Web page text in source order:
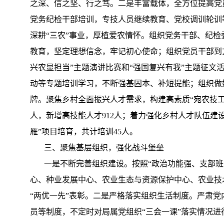
之深、信之坚、行之笃。二是丰富载体，全方位提高
党务纪检干部培训，专技人员继续教育、党校调训轮
深耕“三农”事业，厚植爱农情怀。组织党务干部、纪
教育，坚定理想信念，牢记初心使命；组织党员干部
兴农显担当”主题演讲比赛和“强国复兴有我”主题征
动等专题培训学习，不断强基固本、补短提能；组织
牌。聚焦乡村全面振兴人才需求，构建高素质“宛农技
人，新增高技能人才912人；着力强化乡村人才队伍
雁”项目培育，共计培训45人。
三、聚焦基层组织，强化战斗堡垒
一是不断完善组织建设。按照“政治功能强、支部班
心、种业发展中心、农业生态与资源保护中心、农业
“两优一先”表彰。二是严格落实组织生活制度。严肃
员等制度，不定时对局属党组织“三会一课”落实情况